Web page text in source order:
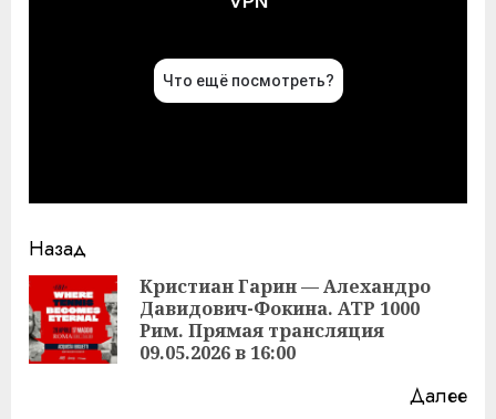
Продолжить
чтение
Назад
Кристиан Гарин — Алехандро
Давидович-Фокина. ATP 1000
Рим. Прямая трансляция
09.05.2026 в 16:00
Далее